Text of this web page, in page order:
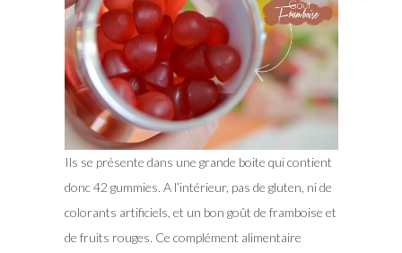
Ils se présente dans une grande boite qui contient
donc 42 gummies. A l’intérieur, pas de gluten, ni de
colorants artificiels, et un bon goût de framboise et
de fruits rouges. Ce complément alimentaire